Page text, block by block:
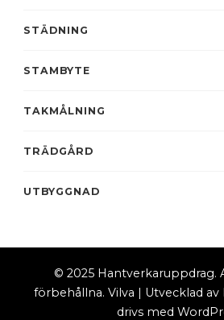
STÄDNING
STAMBYTE
TAKMÅLNING
TRÄDGÅRD
UTBYGGNAD
© 2025 Hantverkaruppdrag.
förbehållna. Vilva | Utvecklad av
drivs med